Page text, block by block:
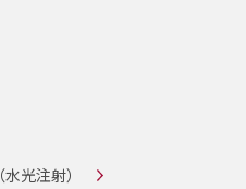
（水光注射）